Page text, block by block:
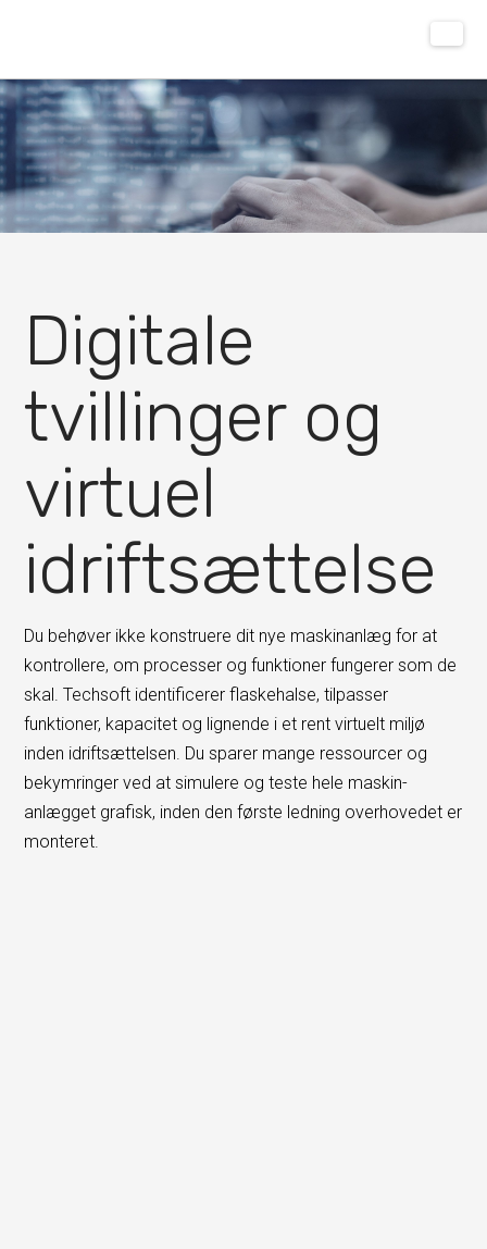
Digitale
tvillinger og
virtuel
idriftsættelse
Du behøver ikke konstruere dit nye maskinanlæg for at
kontrollere, om processer og funktioner fungerer som de
skal. Techsoft identificerer flaskehalse, tilpasser
funktioner, kapacitet og lignende i et rent virtuelt miljø
inden idriftsæt­telsen. Du sparer mange ressourcer og
bekymringer ved at simulere og teste hele maskin­
anlægget grafisk, inden den første ledning overhovedet er
monteret.